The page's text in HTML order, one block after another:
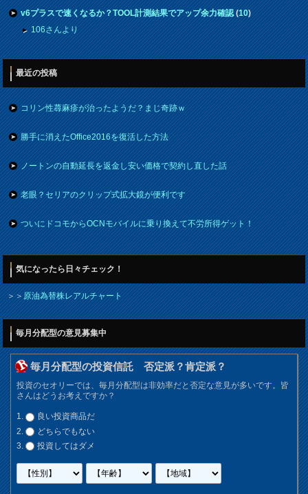
v6プラスで速くなるか？TOOL計測結果でアップ余力確認(10)
106さんより
最近の投稿
コリン性蕁麻疹が治ったようだ？まじ奇跡ｗ
勝手に消えたOffice2016を復活した方法
ノートンの自動延長を返金し安い価格で契約し直した話
老眼？セリアのクリップ式拡大鏡が便利です
ついにドコモからOCNモバイルに乗り換えて不労所得ゲット！
気になったら日々チェック！
＞＞原油為替株レアルチャート
毎月分配型の意見募集中
毎月分配型の投資信託 否定派？肯定派？
投資のセオリーでは、毎月分配型は非効率だと否定な意見が多いです。皆
さんはどうお考えですか？
良い投資商品だ
どちらでもない
投資してはダメ